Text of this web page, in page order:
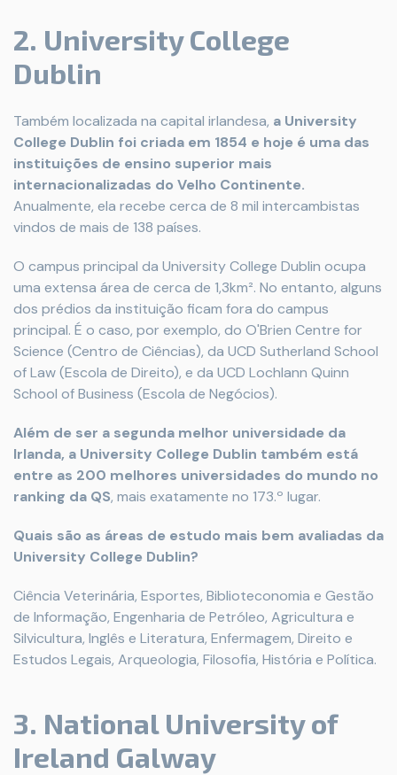
2. University College
Dublin
Também localizada na capital irlandesa, a University
College Dublin foi criada em 1854 e hoje é uma das
instituições de ensino superior mais
internacionalizadas do Velho Continente.
Anualmente, ela recebe cerca de 8 mil intercambistas
vindos de mais de 138 países.
O campus principal da University College Dublin ocupa
uma extensa área de cerca de 1,3km². No entanto, alguns
dos prédios da instituição ficam fora do campus
principal. É o caso, por exemplo, do O'Brien Centre for
Science (Centro de Ciências), da UCD Sutherland School
of Law (Escola de Direito), e da UCD Lochlann Quinn
School of Business (Escola de Negócios).
Além de ser a segunda melhor universidade da
Irlanda, a University College Dublin também está
entre as 200 melhores universidades do mundo no
ranking da QS, mais exatamente no 173.º lugar.
Quais são as áreas de estudo mais bem avaliadas da
University College Dublin?
Ciência Veterinária, Esportes, Biblioteconomia e Gestão
de Informação, Engenharia de Petróleo, Agricultura e
Silvicultura, Inglês e Literatura, Enfermagem, Direito e
Estudos Legais, Arqueologia, Filosofia, História e Política.
3. National University of
Ireland Galway